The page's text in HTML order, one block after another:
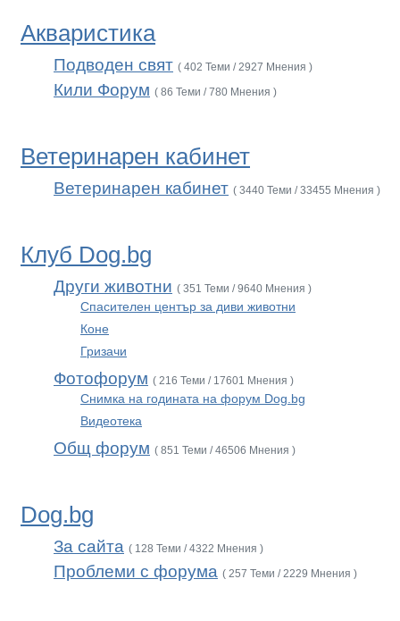
Акваристика
Подводен свят ( 402 Теми / 2927 Мнения )
Кили Форум ( 86 Теми / 780 Мнения )
Ветеринарен кабинет
Ветеринарен кабинет ( 3440 Теми / 33455 Мнения )
Клуб Dog.bg
Други животни ( 351 Теми / 9640 Мнения )
Спасителен център за диви животни
Коне
Гризачи
Фотофорум ( 216 Теми / 17601 Мнения )
Снимка на годината на форум Dog.bg
Видеотека
Общ форум ( 851 Теми / 46506 Мнения )
Dog.bg
За сайта ( 128 Теми / 4322 Мнения )
Проблеми с форума ( 257 Теми / 2229 Мнения )